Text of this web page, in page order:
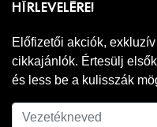
HÍRLEVELÉRE!
Előfizetői akciók,
cikkajánlók. Értesülj
és less be a kulisszák